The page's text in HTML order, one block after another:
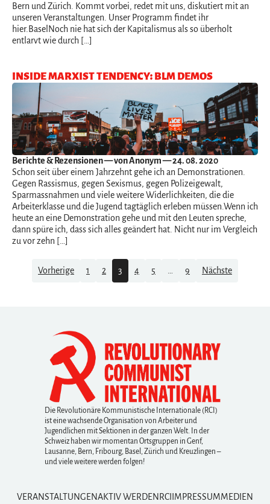
Bern und Zürich. Kommt vorbei, redet mit uns, diskutiert mit an
unseren Veranstaltungen. Unser Programm findet ihr
hier.BaselNoch nie hat sich der Kapitalismus als so überholt
entlarvt wie durch […]
INSIDE MARXIST TENDENCY: BLM DEMOS
Berichte & Rezensionen— von Anonym — 24. 08. 2020
Schon seit über einem Jahrzehnt gehe ich an Demonstrationen.
Gegen Rassismus, gegen Sexismus, gegen Polizeigewalt,
Sparmassnahmen und viele weitere Widerlichkeiten, die die
Arbeiterklasse und die Jugend tagtäglich erleben müssen.Wenn ich
heute an eine Demonstration gehe und mit den Leuten spreche,
dann spüre ich, dass sich alles geändert hat. Nicht nur im Vergleich
zu vor zehn […]
Navigation
Vorherige 1 2 3 4 5 9 Nächste
Die Revolutionäre Kommunistische Internationale (RCI)
ist eine wachsende Organisation von Arbeiter und
Jugendlichen mit Sektionen in der ganzen Welt. In der
Schweiz haben wir momentan Ortsgruppen in Genf,
Lausanne, Bern, Fribourg, Basel, Zürich und Kreuzlingen –
und viele weitere werden folgen!
VERANSTALTUNGENAKTIV WERDEN RCI IMPRESSUMMEDIEN